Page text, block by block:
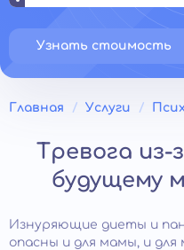
Узнать стоимость
Главная Услуги
Тревога
будущему
Изнуряющие диеты и
опасны и для мамы, и